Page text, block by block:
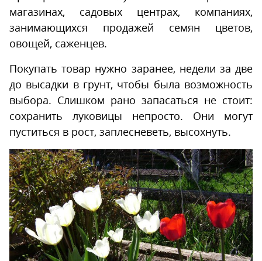
магазинах, садовых центрах, компаниях,
занимающихся продажей семян цветов,
овощей, саженцев.
Покупать товар нужно заранее, недели за две
до высадки в грунт, чтобы была возможность
выбора. Слишком рано запасаться не стоит:
сохранить луковицы непросто. Они могут
пуститься в рост, заплесневеть, высохнуть.